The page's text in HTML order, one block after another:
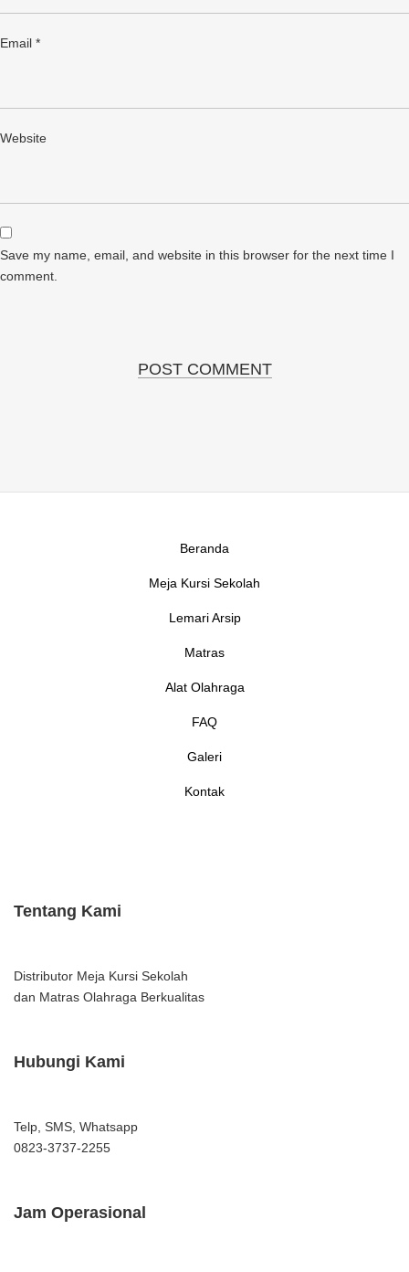
Email *
Website
Save my name, email, and website in this browser for the next time I
comment.
Beranda
Meja Kursi Sekolah
Lemari Arsip
Matras
Alat Olahraga
FAQ
Galeri
Kontak
Tentang Kami
Distributor Meja Kursi Sekolah
dan Matras Olahraga Berkualitas
Hubungi Kami
Telp, SMS, Whatsapp
0823-3737-2255
Jam Operasional